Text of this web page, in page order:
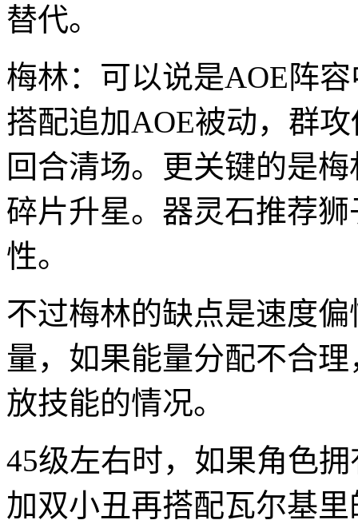
替代。
梅林：可以说是AOE阵
搭配追加AOE被动，群
回合清场。更关键的是
碎片升星。器灵石推荐
性。
不过梅林的缺点是速度
量，如果能量分配不合
放技能的情况。
45级左右时，如果角色
加双小丑再搭配瓦尔基